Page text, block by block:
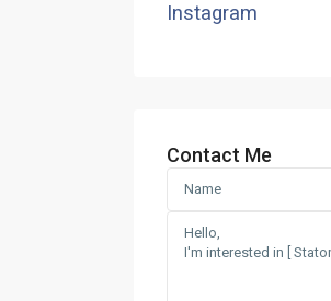
Instagram
Contact Me